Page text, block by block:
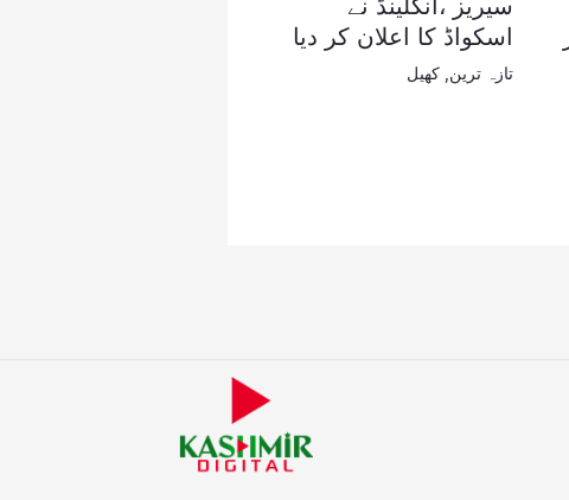
سیریز ،انگلینڈ نے
اسکواڈ کا اعلان کر دیا
تازہ ترین کھیل